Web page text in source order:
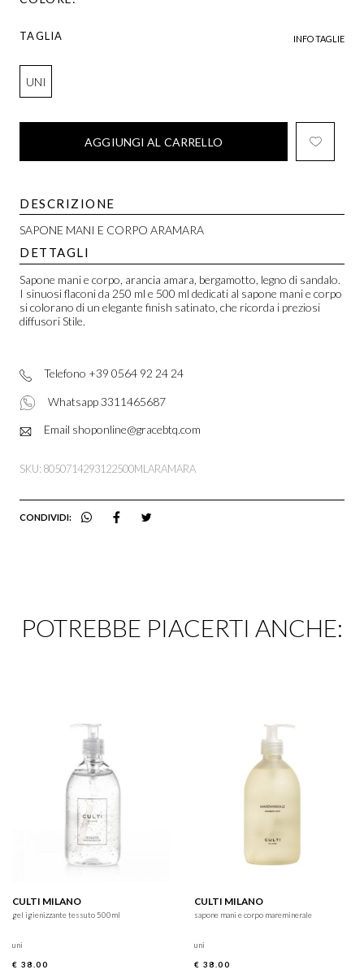
TAGLIA INFO TAGLIE
UNI
AGGIUNGI AL CARRELLO
DESCRIZIONE
SAPONE MANI E CORPO ARAMARA
DETTAGLI
Sapone mani e corpo, arancia amara, bergamotto, legno di sandalo.
I sinuosi flaconi da 250 ml e 500 ml dedicati al sapone mani e corpo
si colorano di un elegante finish satinato, che ricorda i preziosi
diffusori Stile.
Telefono +39 0564 92 24 24
Whatsapp 3311465687
Email shoponline@gracebtq.com
SKU: 8050714293122500MLARAMARA
CONDIVIDI:
POTREBBE PIACERTI ANCHE:
CULTI MILANO
gel igienizzante tessuto 500ml
uni
€ 38.00
CULTI MILANO
sapone mani e corpo mareminerale
uni
€ 38.00